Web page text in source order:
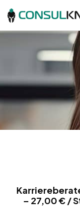
– 27,00 € /